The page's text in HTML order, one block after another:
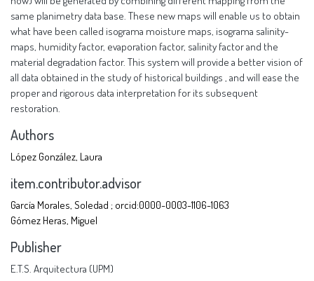
same planimetry data base. These new maps will enable us to obtain
what have been called isograma moisture maps, isograma salinity-
maps, humidity factor, evaporation factor, salinity factor and the
material degradation factor. This system will provide a better vision of
all data obtained in the study of historical buildings , and will ease the
proper and rigorous data interpretation for its subsequent
restoration.
Authors
López González, Laura
item.contributor.advisor
García Morales, Soledad ; orcid:0000-0003-1106-1063
Gómez Heras, Miguel
Publisher
E.T.S. Arquitectura (UPM)